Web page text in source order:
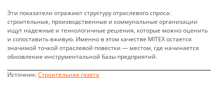
Эти показатели отражают структуру отраслевого спроса:
строительные, производственные и коммунальные организации
ищут надежные и технологичные решения, которые можно оценить
и сопоставить вживую. Именно в этом качестве MITEX остается
значимой точкой отраслевой повестки — местом, где начинается
обновление инструментальной базы предприятий.
Источник:Строительная газета